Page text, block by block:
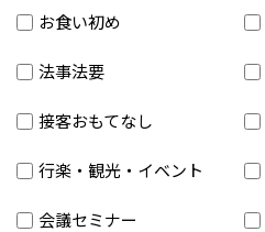
お食い初め
法事法要
接客おもてなし
行楽・観光・イベント
会議セミナー